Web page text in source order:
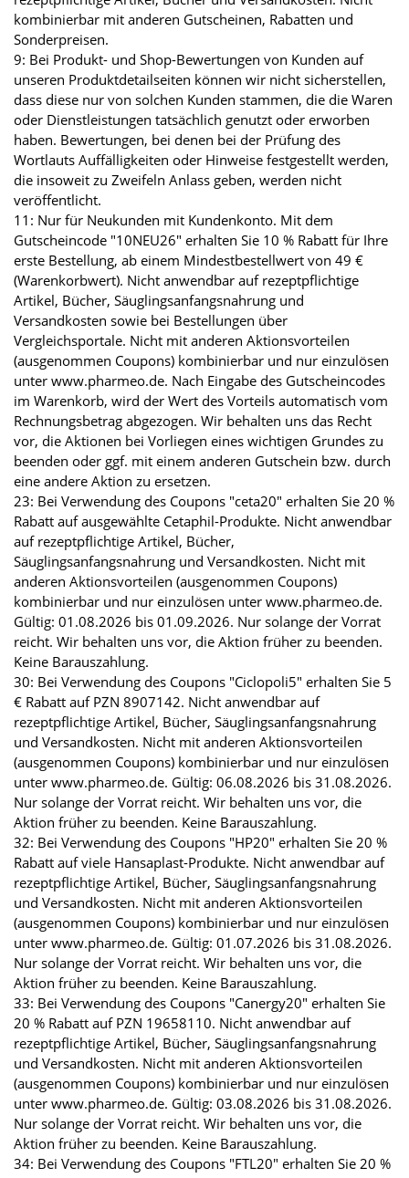
kombinierbar mit anderen Gutscheinen, Rabatten und
Sonderpreisen.
9: Bei Produkt- und Shop-Bewertungen von Kunden auf
unseren Produktdetailseiten können wir nicht sicherstellen,
dass diese nur von solchen Kunden stammen, die die Waren
oder Dienstleistungen tatsächlich genutzt oder erworben
haben. Bewertungen, bei denen bei der Prüfung des
Wortlauts Auffälligkeiten oder Hinweise festgestellt werden,
die insoweit zu Zweifeln Anlass geben, werden nicht
veröffentlicht.
11: Nur für Neukunden mit Kundenkonto. Mit dem
Gutscheincode "10NEU26" erhalten Sie 10 % Rabatt für Ihre
erste Bestellung, ab einem Mindestbestellwert von 49 €
(Warenkorbwert). Nicht anwendbar auf rezeptpflichtige
Artikel, Bücher, Säuglingsanfangsnahrung und
Versandkosten sowie bei Bestellungen über
Vergleichsportale. Nicht mit anderen Aktionsvorteilen
(ausgenommen Coupons) kombinierbar und nur einzulösen
unter www.pharmeo.de. Nach Eingabe des Gutscheincodes
im Warenkorb, wird der Wert des Vorteils automatisch vom
Rechnungsbetrag abgezogen. Wir behalten uns das Recht
vor, die Aktionen bei Vorliegen eines wichtigen Grundes zu
beenden oder ggf. mit einem anderen Gutschein bzw. durch
eine andere Aktion zu ersetzen.
23: Bei Verwendung des Coupons "ceta20" erhalten Sie 20 %
Rabatt auf ausgewählte Cetaphil-Produkte. Nicht anwendbar
auf rezeptpflichtige Artikel, Bücher,
Säuglingsanfangsnahrung und Versandkosten. Nicht mit
anderen Aktionsvorteilen (ausgenommen Coupons)
kombinierbar und nur einzulösen unter www.pharmeo.de.
Gültig: 01.08.2026 bis 01.09.2026. Nur solange der Vorrat
reicht. Wir behalten uns vor, die Aktion früher zu beenden.
Keine Barauszahlung.
30: Bei Verwendung des Coupons "Ciclopoli5" erhalten Sie 5
€ Rabatt auf PZN 8907142. Nicht anwendbar auf
rezeptpflichtige Artikel, Bücher, Säuglingsanfangsnahrung
und Versandkosten. Nicht mit anderen Aktionsvorteilen
(ausgenommen Coupons) kombinierbar und nur einzulösen
unter www.pharmeo.de. Gültig: 06.08.2026 bis 31.08.2026.
Nur solange der Vorrat reicht. Wir behalten uns vor, die
Aktion früher zu beenden. Keine Barauszahlung.
32: Bei Verwendung des Coupons "HP20" erhalten Sie 20 %
Rabatt auf viele Hansaplast-Produkte. Nicht anwendbar auf
rezeptpflichtige Artikel, Bücher, Säuglingsanfangsnahrung
und Versandkosten. Nicht mit anderen Aktionsvorteilen
(ausgenommen Coupons) kombinierbar und nur einzulösen
unter www.pharmeo.de. Gültig: 01.07.2026 bis 31.08.2026.
Nur solange der Vorrat reicht. Wir behalten uns vor, die
Aktion früher zu beenden. Keine Barauszahlung.
33: Bei Verwendung des Coupons "Canergy20" erhalten Sie
20 % Rabatt auf PZN 19658110. Nicht anwendbar auf
rezeptpflichtige Artikel, Bücher, Säuglingsanfangsnahrung
und Versandkosten. Nicht mit anderen Aktionsvorteilen
(ausgenommen Coupons) kombinierbar und nur einzulösen
unter www.pharmeo.de. Gültig: 03.08.2026 bis 31.08.2026.
Nur solange der Vorrat reicht. Wir behalten uns vor, die
Aktion früher zu beenden. Keine Barauszahlung.
34: Bei Verwendung des Coupons "FTL20" erhalten Sie 20 %